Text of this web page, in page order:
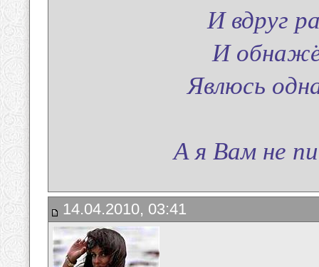
И вдруг
И
Явлюсь
А я Вам не
14.04.2010, 03:41